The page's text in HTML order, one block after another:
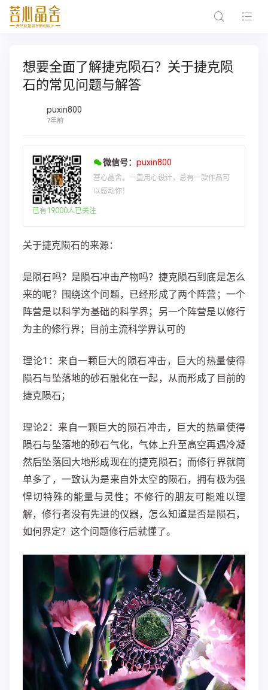
想要全面了解捷克陨石？关于捷克陨
石的常见问题与解答
puxin800
7年前
微信号： puxin800
菩心晶舍，一直用心设计，总有一款作品可
以感动你！
已有19000人已关注
关于捷克陨石的来源：
是陨石吗？是陨石冲击产物吗？捷克陨石到底是怎么
来的呢？围绕这个问题，已经形成了两个阵营；一个
阵营是以科学为基础的科学界；另一个阵营是以修行
为主的修行界；目前主流科学界认可的
理论1：来自一颗巨大的陨石冲击，巨大的热量使得
陨石与坠落地的砂石融化在一起，从而形成了目前的
捷克陨石；
理论2：来自一颗巨大的陨石冲击，巨大的热量使得
陨石与坠落地的砂石气化，气体上升至高空再遇冷凝
然后坠落回大地形成现在的捷克陨石；而修行界就简
单多了，一致认为是来自外太空的陨石，拥有极为强
悍切特殊的能量与灵性；不修行的朋友可能难以理
解，修行者没有先进的仪器，怎么知道是否是陨石，
如何界定？这个问题修行后就懂了。